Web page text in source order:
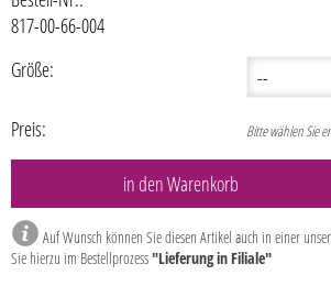
817-00-66-004
Größe:
Preis: Bitte wählen Sie
Auf Wunsch können Sie diesen Artikel auch in einer
Sie hierzu im Bestellprozess"Lieferung in Filiale"